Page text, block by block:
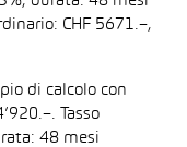
CHF 5671.–,
di calcolo con
Tasso
48 mesi